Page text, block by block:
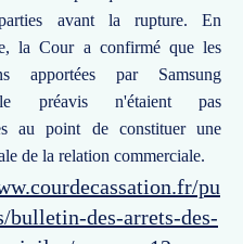
avant la rupture. En
la Cour a confirmé que les
apportées par Samsung
préavis n'étaient pas
au point de constituer une
de la relation commerciale.
pu
bulletin-des-arrets-des-